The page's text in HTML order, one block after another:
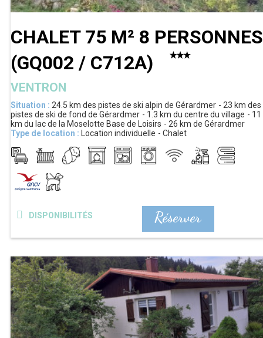
CHALET 75 M² 8 PERSONNES
(GQ002 / C712A)
VENTRON
Situation : 24.5 km des pistes de ski alpin de Gérardmer 23 km des
pistes de ski de fond de Gérardmer
1.3 km du centre du village
11
km du lac de la Moselotte Base de Loisirs 26 km de Gérardmer
Type de location : Location individuelle Chalet
Réserver
DISPONIBILITÉS